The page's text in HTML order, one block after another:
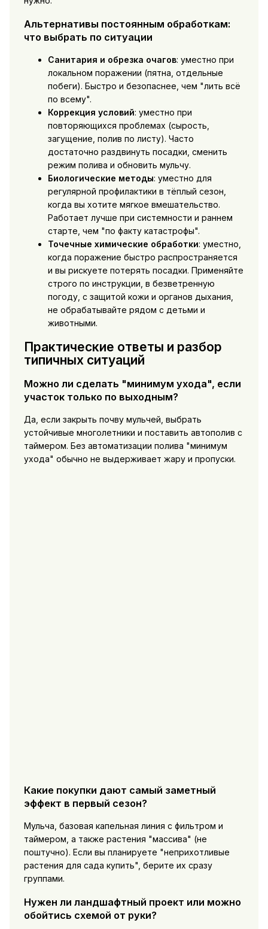
Альтернативы постоянным обработкам:
что выбрать по ситуации
Санитария и обрезка очагов: уместно при
локальном поражении (пятна, отдельные
побеги). Быстро и безопаснее, чем "лить всё
по всему".
Коррекция условий: уместно при
повторяющихся проблемах (сырость,
загущение, полив по листу). Часто
достаточно раздвинуть посадки, сменить
режим полива и обновить мульчу.
Биологические методы: уместно для
регулярной профилактики в тёплый сезон,
когда вы хотите мягкое вмешательство.
Работает лучше при системности и раннем
старте, чем "по факту катастрофы".
Точечные химические обработки: уместно,
когда поражение быстро распространяется
и вы рискуете потерять посадки. Применяйте
строго по инструкции, в безветренную
погоду, с защитой кожи и органов дыхания,
не обрабатывайте рядом с детьми и
животными.
Практические ответы и разбор
типичных ситуаций
Можно ли сделать "минимум ухода", если
участок только по выходным?
Да, если закрыть почву мульчей, выбрать
устойчивые многолетники и поставить автополив с
таймером. Без автоматизации полива "минимум
ухода" обычно не выдерживает жару и пропуски.
Какие покупки дают самый заметный
эффект в первый сезон?
Мульча, базовая капельная линия с фильтром и
таймером, а также растения "массива" (не
поштучно). Если вы планируете "неприхотливые
растения для сада купить", берите их сразу
группами.
Нужен ли ландшафтный проект или можно
обойтись схемой от руки?